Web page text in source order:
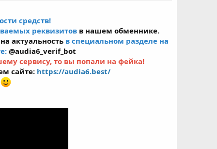
средств!
реквизитов в нашем обменнике.
актуальность в специальном разделе на
@audia6_verif_bot
сервису, то вы попали на фейка!
сайте: https://audia6.best/